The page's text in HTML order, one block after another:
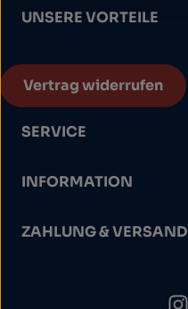
UNSERE VORTEILE
Vertrag widerrufen
SERVICE
INFORMATION
ZAHLUNG & VERSAND